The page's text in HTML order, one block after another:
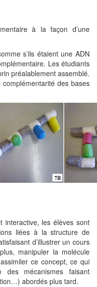
à la façon d’une
s’ils étaient une ADN
Les étudiants
préalablement assemblé.
des bases
interactive, les élèves sont
liées à la structure de
d’illustrer un cours
manipuler la molécule
ce concept, ce qui
mécanismes faisant
abordés plus tard.